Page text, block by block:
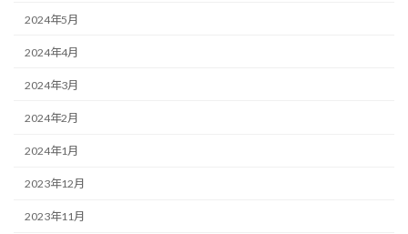
2024年5月
2024年4月
2024年3月
2024年2月
2024年1月
2023年12月
2023年11月